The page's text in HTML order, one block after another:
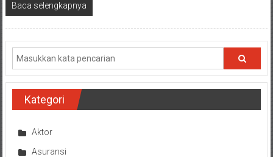
Baca selengkapnya
Kategori
Aktor
Asuransi